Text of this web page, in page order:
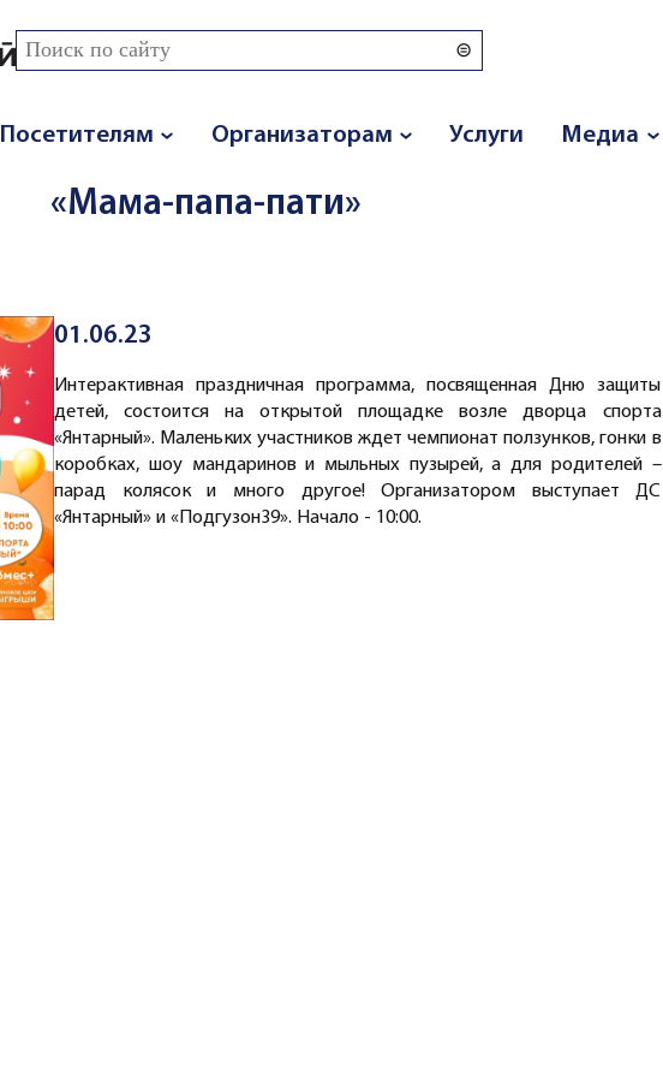
Форма поиска
Поиск
Посетителям Организаторам Услуги Медиа
«Мама-папа-пати»
01.06.23
Интерактивная праздничная программа, посвященная Дню защиты
детей, состоится на открытой площадке возле дворца спорта
«Янтарный». Маленьких участников ждет чемпионат ползунков, гонки в
коробках, шоу мандаринов и мыльных пузырей, а для родителей –
парад колясок и много другое! Организатором выступает ДС
«Янтарный» и «Подгузон39». Начало - 10:00.